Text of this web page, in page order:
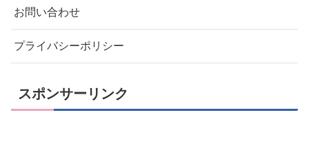
お問い合わせ
プライバシーポリシー
スポンサーリンク